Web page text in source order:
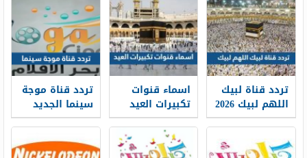
تردد قناة لبيك
اللهم لبيك 2026
على نايل سات
اسماء قنوات
تكبيرات العيد
2026
تردد قناة موجة
سينما الجديد
2026 Moga
Cinema على
نايل سات